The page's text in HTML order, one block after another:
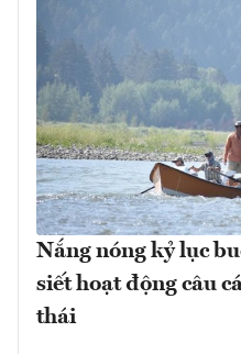
Nắng nóng kỷ lục
siết hoạt động câu
thái